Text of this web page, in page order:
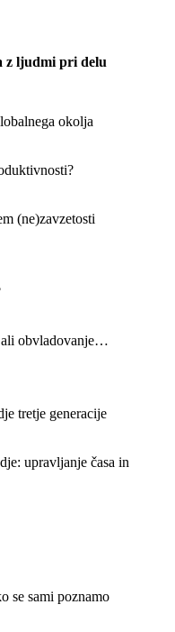
z ljudmi pri delu
okolja
(ne)zavzetosti
ali obvladovanje…
tretje generacije
upravljanje časa in
se sami poznamo